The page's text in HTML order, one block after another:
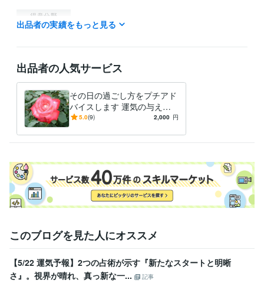
得意分野
占い 仕事上の人間関係　企業の本音
出品者の実績をもっと見る
出品者の人気サービス
その日の過ごし方をプチアド
バイスします 運気の与える
神秘の世界を覗いてみません
5.0(9) 2,000 円
このブログを見た人にオススメ
【5/22 運気予報】2つの占術が示す『新たなスタートと明晰
さ』。視界が晴れ、真っ新な一...
記事